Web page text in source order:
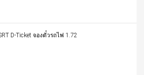
D-Ticket จองตั๋วรถไฟ 1.72